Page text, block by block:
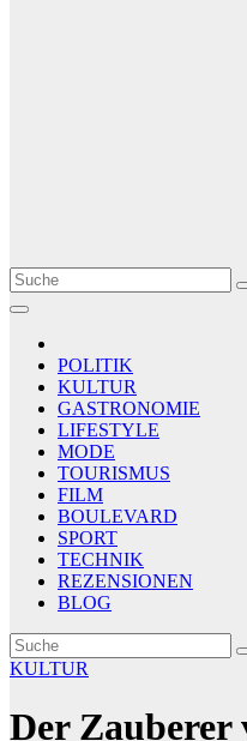
Le Matin
AGENCE DE PRESSE
POLITIK
KULTUR
GASTRONOMIE
LIFESTYLE
MODE
TOURISMUS
FILM
BOULEVARD
SPORT
TECHNIK
REZENSIONEN
BLOG
KULTUR
Der Zauberer